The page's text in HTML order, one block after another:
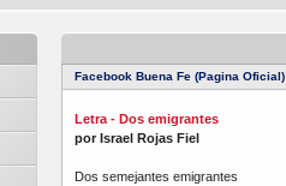
Facebook Buena Fe (Pagina Oficial)
Letra - Dos emigrantes
por Israel Rojas Fiel
Dos semejantes emigrantes